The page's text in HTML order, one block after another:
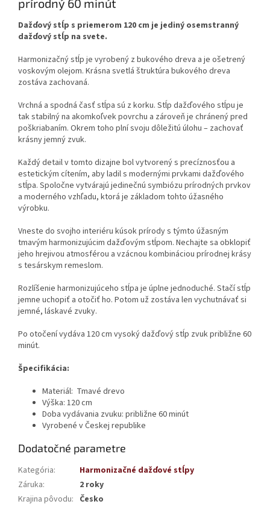
prírodný 60 minút
Dažďový stĺp s priemerom 120 cm je jediný osemstranný
dažďový stĺp na svete.
Harmonizačný stĺp je vyrobený z bukového dreva a je ošetrený
voskovým olejom. Krásna svetlá štruktúra bukového dreva
zostáva zachovaná.
Vrchná a spodná časť stĺpa sú z korku. Stĺp dažďového stĺpu je
tak stabilný na akomkoľvek povrchu a zároveň je chránený pred
poškriabaním. Okrem toho plní svoju dôležitú úlohu – zachovať
krásny jemný zvuk.
Každý detail v tomto dizajne bol vytvorený s precíznosťou a
estetickým cítením, aby ladil s modernými prvkami dažďového
stĺpa. Spoločne vytvárajú jedinečnú symbiózu prírodných prvkov
a moderného vzhľadu, ktorá je základom tohto úžasného
výrobku.
Vneste do svojho interiéru kúsok prírody s týmto úžasným
tmavým harmonizujúcim dažďovým stĺpom. Nechajte sa obklopiť
jeho hrejivou atmosférou a vzácnou kombináciou prírodnej krásy
s tesárskym remeslom.
Rozlíšenie harmonizujúceho stĺpa je úplne jednoduché. Stačí stĺp
jemne uchopiť a otočiť ho. Potom už zostáva len vychutnávať si
jemné, láskavé zvuky.
Po otočení vydáva 120 cm vysoký dažďový stĺp zvuk približne 60
minút.
Špecifikácia:
Materiál: Tmavé drevo
Výška: 120 cm
Doba vydávania zvuku: približne 60 minút
Vyrobené v Českej republike
Dodatočné parametre
Kategória:
Harmonizačné dažďové stĺpy
Záruka:
2 roky
Krajina pôvodu: Česko